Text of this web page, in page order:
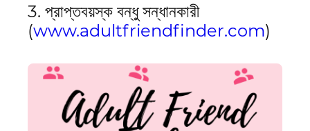
3. প্রাপ্তবয়স্ক বন্ধু সন্ধানকারী
(www.adultfriendfinder.com)